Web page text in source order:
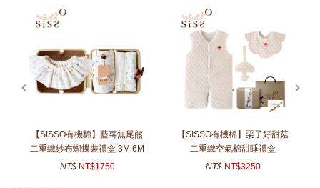
【SISSO有機棉】藍莓無尾熊
二重織紗布蝴蝶裝禮盒 3M 6M
NT$ NT$1750
【SISSO有機棉】栗子好甜菇
二重織空氣棉甜睡禮盒
NT$ NT$3250
prev